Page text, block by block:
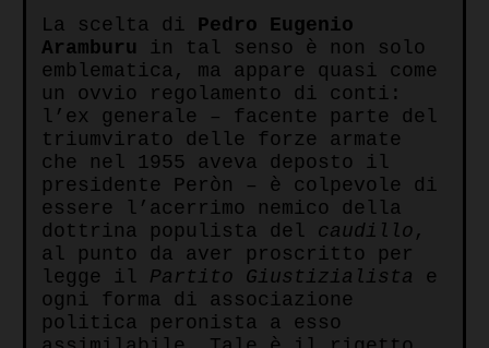
La scelta di Pedro Eugenio
Aramburu in tal senso è non solo
emblematica, ma appare quasi come
un ovvio regolamento di conti:
l’ex generale – facente parte del
triumvirato delle forze armate
che nel 1955 aveva deposto il
presidente Peròn – è colpevole di
essere l’acerrimo nemico della
dottrina populista del caudillo ,
al punto da aver proscritto per
legge il Partito Giustizialista e
ogni forma di associazione
politica peronista a esso